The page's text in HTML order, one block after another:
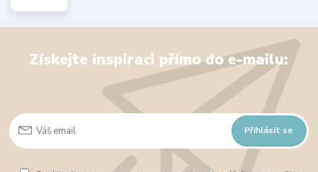
Získejte inspiraci přímo do e-mailu:
Přihlásit se